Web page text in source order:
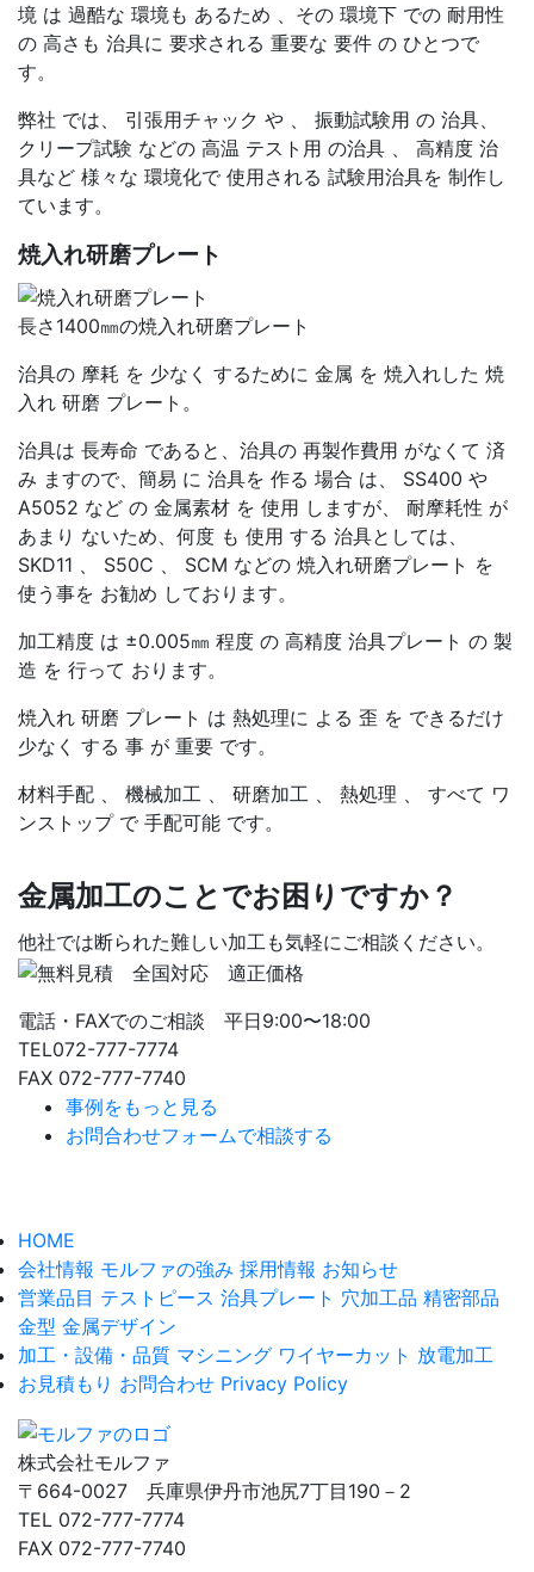
境 は 過酷な 環境も あるため 、その 環境下 での 耐用性
の 高さも 治具に 要求される 重要な 要件 の ひとつで
す。
弊社 では、 引張用チャック や 、 振動試験用 の 治具、
クリープ試験 などの 高温 テスト用 の治具 、 高精度 治
具など 様々な 環境化で 使用される 試験用治具を 制作し
ています。
焼入れ研磨プレート
長さ1400㎜の焼入れ研磨プレート
治具の 摩耗 を 少なく するために 金属 を 焼入れした 焼
入れ 研磨 プレート。
治具は 長寿命 であると、治具の 再製作費用 がなくて 済
み ますので、簡易 に 治具を 作る 場合 は、 SS400 や
A5052 など の 金属素材 を 使用 しますが、 耐摩耗性 が
あまり ないため、何度 も 使用 する 治具としては、
SKD11 、 S50C 、 SCM などの 焼入れ研磨プレート を
使う事を お勧め しております。
加工精度 は ±0.005㎜ 程度 の 高精度 治具プレート の 製
造 を 行って おります。
焼入れ 研磨 プレート は 熱処理に よる 歪 を できるだけ
少なく する 事 が 重要 です。
材料手配 、 機械加工 、 研磨加工 、 熱処理 、 すべて ワ
ンストップ で 手配可能 です。
金属加工のことでお困りですか？
他社では断られた難しい加工も気軽にご相談ください。
電話・FAXでのご相談 平日9:00〜18:00
TEL072-777-7774
FAX 072-777-7740
事例をもっと見る
お問合わせフォームで相談する
HOME
会社情報 モルファの強み 採用情報 お知らせ
営業品目 テストピース 治具プレート 穴加工品 精密部品
金型 金属デザイン
加工・設備・品質 マシニング ワイヤーカット 放電加工
お見積もり お問合わせ Privacy Policy
株式会社モルファ
〒664-0027 兵庫県伊丹市池尻7丁目190－2
TEL 072-777-7774
FAX 072-777-7740